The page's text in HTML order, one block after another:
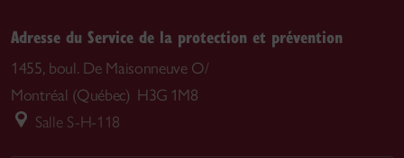
Adresse du Service de la protection et prévention
1455, boul. De Maisonneuve O/
Montréal (Québec) H3G 1M8
Salle S-H-118